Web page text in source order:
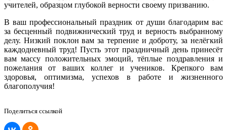
учителей, образцом глубокой верности своему призванию.
В ваш профессиональный праздник от души благодарим вас
за бесценный подвижнический труд и верность выбранному
делу. Низкий поклон вам за терпение и доброту, за нелёгкий
каждодневный труд! Пусть этот праздничный день принесёт
вам массу положительных эмоций, тёплые поздравления и
пожелания от ваших коллег и учеников. Крепкого вам
здоровья, оптимизма, успехов в работе и жизненного
благополучия!
Поделиться ссылкой